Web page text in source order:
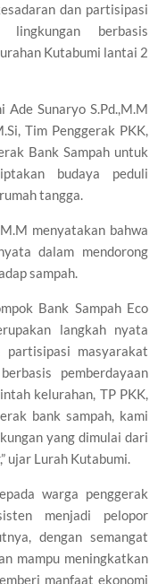
dan partisipasi
lingkungan berbasis
Kutabumi lantai 2
Sunaryo S.Pd.,M.M
Tim Penggerak PKK,
Bank Sampah untuk
budaya peduli
tangga.
menyatakan bahwa
dalam mendorong
sampah.
Bank Sampah Eco
langkah nyata
partisipasi masyarakat
pemberdayaan
kelurahan, TP PKK,
bank sampah, kami
yang dimulai dari
ujar Lurah Kutabumi.
warga penggerak
menjadi pelopor
dengan semangat
mampu meningkatkan
manfaat ekonomi